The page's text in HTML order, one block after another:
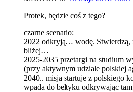
Protek, będzie coś z tego?
czarne scenario:
2022 odkryją… wodę. Stwierdzą,
bliżej…
2025-2035 przetargi na studium
(przy aktywnym udziale polskiej
2040.. misja startuje z polskiego
wpada do bełtyku odkrywając